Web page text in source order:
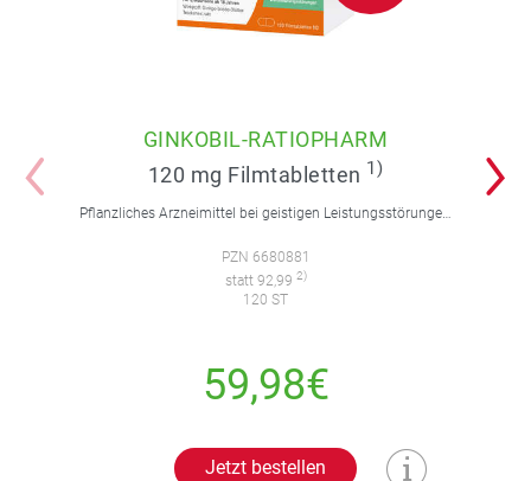
GINKOBIL-RATIOPHARM
120 mg Filmtabletten 1)
Pflanzliches Arzneimittel bei geistigen Leistungsstörungen und Durchblutungsstörungen.
PZN 6680881
statt 92,99 2)
120 ST
59,98€
Jetzt bestellen